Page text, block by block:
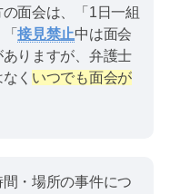
面会は、「1日一組
「接見禁止中は面会
りますが、弁護士
く いつでも面会が
・場所の事件につ